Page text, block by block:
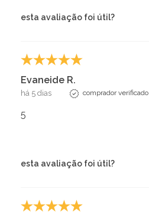
esta avaliação foi útil?
Evaneide R.
há 5 dias comprador verificado
5
esta avaliação foi útil?